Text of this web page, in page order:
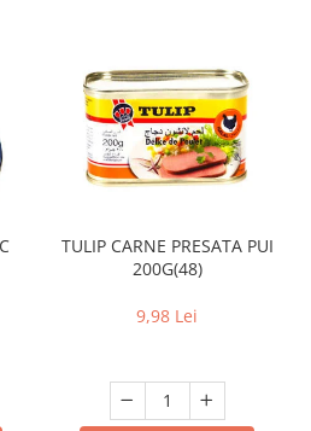
TULIP CARNE PRESATA PUI
200G(48)
9,98 Lei